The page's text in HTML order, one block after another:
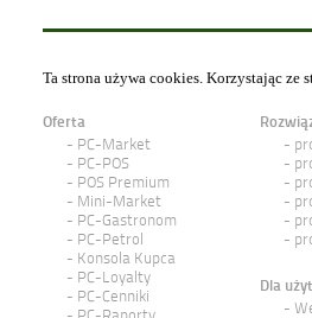
Ta strona używa cookies. Korzystając
Oferta
PC-Market
PC-POS
POS Premium
Mini-Market
PC-Gastronom
PC-Petrol
Konsola Kupca
PC-Loyalty
PC-Cenniki
Dla